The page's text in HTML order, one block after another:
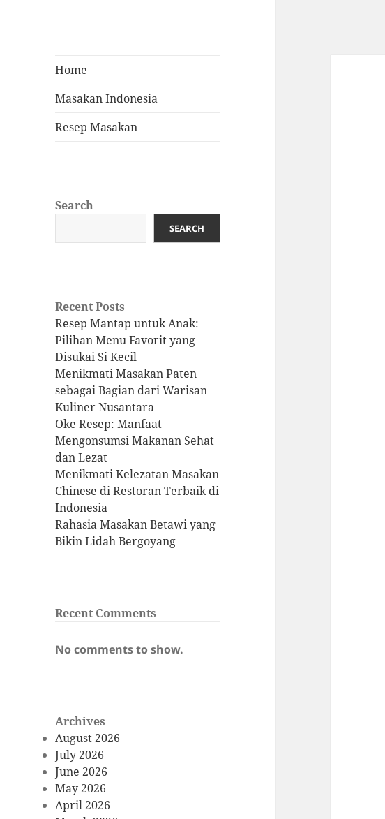
Home
Masakan Indonesia
Resep Masakan
Search
SEARCH
Recent Posts
Resep Mantap untuk Anak:
Pilihan Menu Favorit yang
Disukai Si Kecil
Menikmati Masakan Paten
sebagai Bagian dari Warisan
Kuliner Nusantara
Oke Resep: Manfaat
Mengonsumsi Makanan Sehat
dan Lezat
Menikmati Kelezatan Masakan
Chinese di Restoran Terbaik di
Indonesia
Rahasia Masakan Betawi yang
Bikin Lidah Bergoyang
Recent Comments
No comments to show.
Archives
August 2026
July 2026
June 2026
May 2026
April 2026